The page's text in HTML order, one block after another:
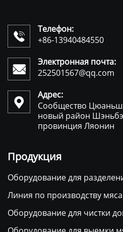

Телефон:
+86-13940484550

Электронная почта:
252501567@qq.com

Адрес:
Сообщество
новый район
провинция Ляонин
Продукция
Оборудование для
Линия по производству
Оборудование для чистки